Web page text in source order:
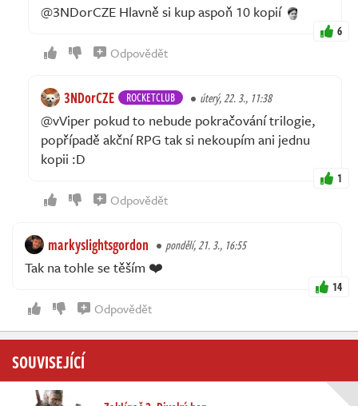
@3NDorCZE Hlavně si kup aspoň 10 kopií
6
Odpovědět
3NDorCZE ROCKETCLUB úterý, 22. 3., 11:38
@vViper pokud to nebude pokračování trilogie,
popřípadě akční RPG tak si nekoupím ani jednu
kopii :D
1
Odpovědět
markyslightsgordon pondělí, 21. 3., 16:55
Tak na tohle se těším ❤️
14
Odpovědět
SOUVISEJÍCÍ